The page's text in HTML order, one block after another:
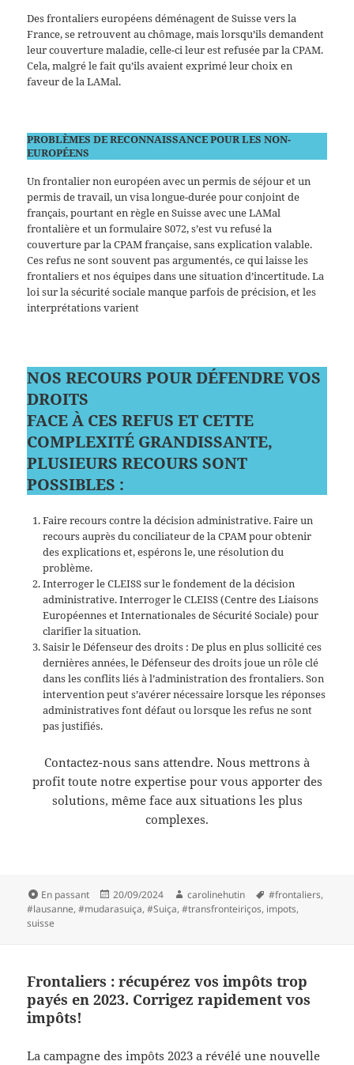
Des frontaliers européens déménagent de Suisse vers la
France, se retrouvent au chômage, mais lorsqu’ils demandent
leur couverture maladie, celle-ci leur est refusée par la CPAM.
Cela, malgré le fait qu’ils avaient exprimé leur choix en
faveur de la LAMal.
PROBLÈMES DE RECONNAISSANCE POUR LES NON-
EUROPÉENS
Un frontalier non européen avec un permis de séjour et un
permis de travail, un visa longue-durée pour conjoint de
français, pourtant en règle en Suisse avec une LAMal
frontalière et un formulaire S072, s’est vu refusé la
couverture par la CPAM française, sans explication valable.
Ces refus ne sont souvent pas argumentés, ce qui laisse les
frontaliers et nos équipes dans une situation d’incertitude. La
loi sur la sécurité sociale manque parfois de précision, et les
interprétations varient
NOS RECOURS POUR DÉFENDRE VOS
DROITS
FACE À CES REFUS ET CETTE
COMPLEXITÉ GRANDISSANTE,
PLUSIEURS RECOURS SONT
POSSIBLES :
Faire recours contre la décision administrative. Faire un
recours auprès du conciliateur de la CPAM pour obtenir
des explications et, espérons le, une résolution du
problème.
Interroger le CLEISS sur le fondement de la décision
administrative. Interroger le CLEISS (Centre des Liaisons
Européennes et Internationales de Sécurité Sociale) pour
clarifier la situation.
Saisir le Défenseur des droits : De plus en plus sollicité ces
dernières années, le Défenseur des droits joue un rôle clé
dans les conflits liés à l’administration des frontaliers. Son
intervention peut s’avérer nécessaire lorsque les réponses
administratives font défaut ou lorsque les refus ne sont
pas justifiés.
Contactez-nous sans attendre. Nous mettrons à
profit toute notre expertise pour vous apporter des
solutions, même face aux situations les plus
complexes.
Format
En passant
Publié
le
20/09/2024 Auteur
carolinehutin
Mots-
clés
#frontaliers,
#lausanne,#mudarasuiça,#Suiça,#transfronteiriços, impots,
suisse
Frontaliers : récupérez vos impôts trop
payés en 2023. Corrigez rapidement vos
impôts!
La campagne des impôts 2023 a révélé une nouvelle